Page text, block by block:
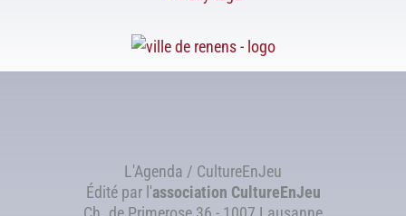
L'Agenda / CultureEnJeu
Édité par l'association CultureEnJeu